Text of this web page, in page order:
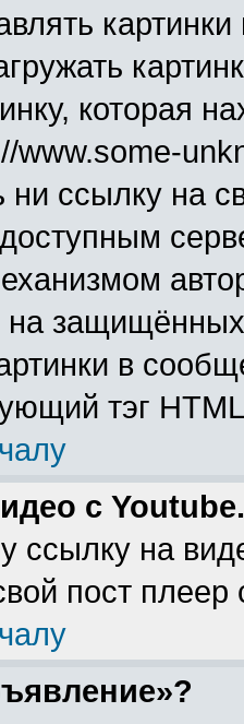
которая
www.some-
ни ссылку на
в
тэг
с
ссылку на
пост плеер